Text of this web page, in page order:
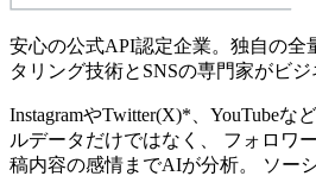
安心の公式API認定企業。独自の全
タリング技術とSNSの専門家がビジ
InstagramやTwitter(X)*、YouTubeな
ルデータだけではなく、 フォロワ
稿内容の感情までAIが分析。 ソー